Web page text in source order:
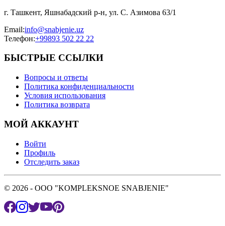
г. Ташкент, Яшнабадский р-н, ул. С. Азимова 63/1
Email:info@snabjenie.uz
Телефон:+99893 502 22 22
БЫСТРЫЕ ССЫЛКИ
Вопросы и ответы
Политика конфиденциальности
Условия использования
Политика возврата
МОЙ АККАУНТ
Войти
Профиль
Отследить заказ
© 2026 - OOO "KOMPLEKSNOE SNABJENIE"